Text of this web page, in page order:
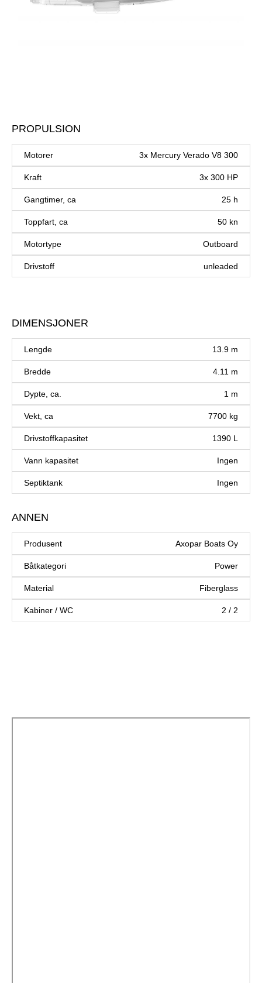
PROPULSION
Motorer 3x Mercury Verado V8 300
Kraft 3x 300 HP
Gangtimer, ca 25 h
Toppfart, ca 50 kn
Motortype Outboard
Drivstoff unleaded
DIMENSJONER
Lengde 13.9 m
Bredde 4.11 m
Dypte, ca. 1 m
Vekt, ca 7700 kg
Drivstoffkapasitet 1390 L
Vann kapasitet Ingen
Septiktank Ingen
ANNEN
Produsent Axopar Boats Oy
Båtkategori Power
Material Fiberglass
Kabiner / WC 2 / 2